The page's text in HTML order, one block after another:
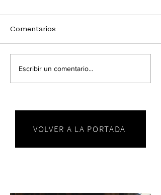
Comentarios
Escribir un comentario...
VOLVER A LA PORTADA